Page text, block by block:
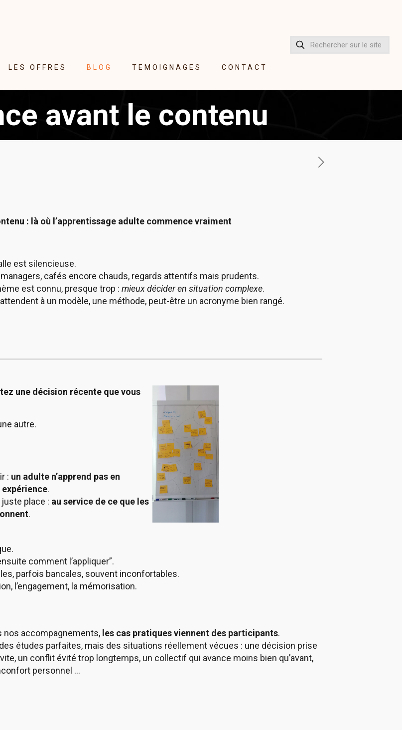
LES OFFRES BLOG TEMOIGNAGES CONTACT
avant le contenu
: là où l’apprentissage adulte commence vraiment
est silencieuse.
cafés encore chauds, regards attentifs mais prudents.
est connu, presque trop :mieux décider en situation complexe.
à un modèle, une méthode, peut-être un acronyme bien rangé.
une décision récente que vous
autre.
: un adulte n’apprend pas en
.
place : au service de ce que les
.
comment l’appliquer”.
parfois bancales, souvent inconfortables.
l’engagement, la mémorisation.
nos accompagnements, les cas pratiques viennent des participants.
études parfaites, mais des situations réellement vécues : une décision prise
un conflit évité trop longtemps, un collectif qui avance moins bien qu’avant,
personnel …